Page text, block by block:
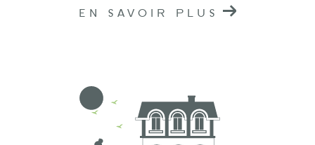
toute demande d'information ou pour prendre
Chez Logidéal, nous sommes là pour vous
accompagner dans la réalisation de vos
EN SAVOIR PLUS